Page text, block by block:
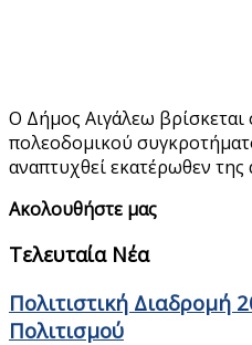
Ο Δήμος Αιγάλεω
πολεοδομικού
αναπτυχθεί εκατέρωθεν της
Ακολουθήστε μας
Τελευταία Νέα
Πολιτιστική Διαδρομή
Πολιτισμού